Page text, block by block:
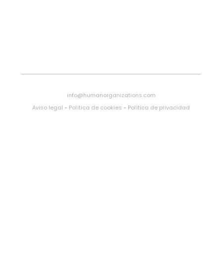
info@humanorganizations.com
Aviso legal - Política de cookies - Política de privacidad